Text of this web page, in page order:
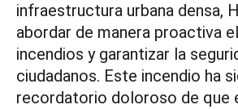
infraestructura urbana densa,
abordar de manera proactiva
incendios y garantizar la
ciudadanos. Este incendio ha
recordatorio doloroso de que